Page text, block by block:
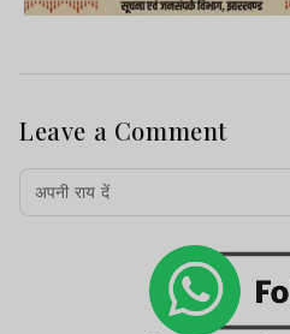
Leave a Comment